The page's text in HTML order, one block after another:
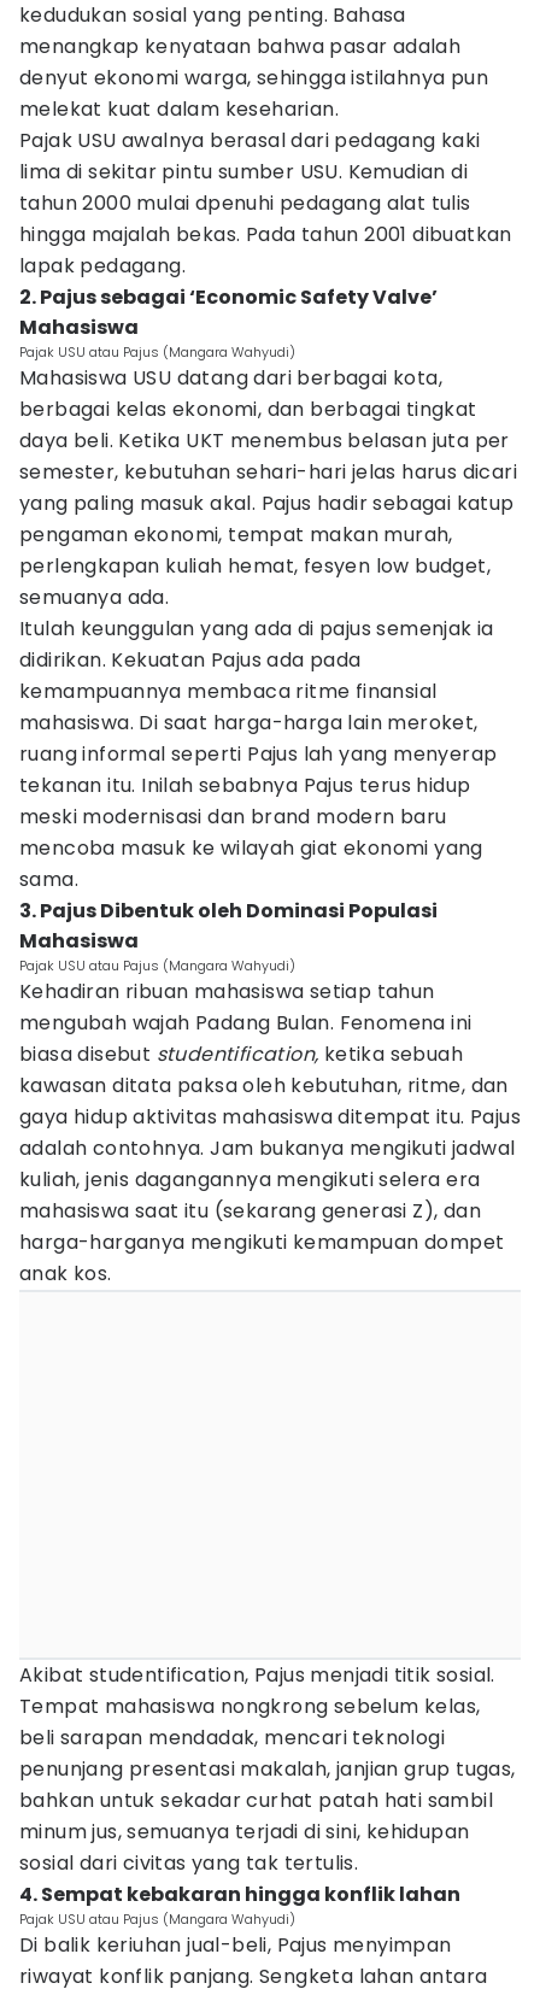
kedudukan sosial yang penting. Bahasa
menangkap kenyataan bahwa pasar adalah
denyut ekonomi warga, sehingga istilahnya pun
melekat kuat dalam keseharian.
Pajak USU awalnya berasal dari pedagang kaki
lima di sekitar pintu sumber USU. Kemudian di
tahun 2000 mulai dpenuhi pedagang alat tulis
hingga majalah bekas. Pada tahun 2001 dibuatkan
lapak pedagang.
2. Pajus sebagai ‘Economic Safety Valve’
Mahasiswa
Pajak USU atau Pajus (Mangara Wahyudi)
Mahasiswa USU datang dari berbagai kota,
berbagai kelas ekonomi, dan berbagai tingkat
daya beli. Ketika UKT menembus belasan juta per
semester, kebutuhan sehari-hari jelas harus dicari
yang paling masuk akal. Pajus hadir sebagai katup
pengaman ekonomi, tempat makan murah,
perlengkapan kuliah hemat, fesyen low budget,
semuanya ada.
Itulah keunggulan yang ada di pajus semenjak ia
didirikan. Kekuatan Pajus ada pada
kemampuannya membaca ritme finansial
mahasiswa. Di saat harga-harga lain meroket,
ruang informal seperti Pajus lah yang menyerap
tekanan itu. Inilah sebabnya Pajus terus hidup
meski modernisasi dan brand modern baru
mencoba masuk ke wilayah giat ekonomi yang
sama.
3. Pajus Dibentuk oleh Dominasi Populasi
Mahasiswa
Pajak USU atau Pajus (Mangara Wahyudi)
Kehadiran ribuan mahasiswa setiap tahun
mengubah wajah Padang Bulan. Fenomena ini
biasa disebut studentification, ketika sebuah
kawasan ditata paksa oleh kebutuhan, ritme, dan
gaya hidup aktivitas mahasiswa ditempat itu. Pajus
adalah contohnya. Jam bukanya mengikuti jadwal
kuliah, jenis dagangannya mengikuti selera era
mahasiswa saat itu (sekarang generasi Z), dan
harga-harganya mengikuti kemampuan dompet
anak kos.
Akibat studentification, Pajus menjadi titik sosial.
Tempat mahasiswa nongkrong sebelum kelas,
beli sarapan mendadak, mencari teknologi
penunjang presentasi makalah, janjian grup tugas,
bahkan untuk sekadar curhat patah hati sambil
minum jus, semuanya terjadi di sini, kehidupan
sosial dari civitas yang tak tertulis.
4. Sempat kebakaran hingga konflik lahan
Pajak USU atau Pajus (Mangara Wahyudi)
Di balik keriuhan jual-beli, Pajus menyimpan
riwayat konflik panjang. Sengketa lahan antara